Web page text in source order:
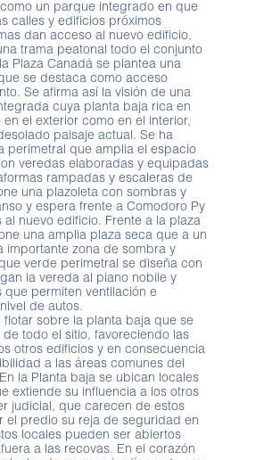
un parque integrado en que
calles y edificios próximos
dan acceso al nuevo edificio,
trama peatonal todo el conjunto
Plaza Canadá se plantea una
se destaca como acceso
Se afirma así la visión de una
cuya planta baja rica en
el exterior como en el interior,
paisaje actual. Se ha
perimetral que amplia el espacio
veredas elaboradas y equipadas
rampadas y escaleras de
una plazoleta con sombras y
y espera frente a Comodoro Py
al nuevo edificio. Frente a la plaza
una amplia plaza seca que a un
importante zona de sombra y
verde perimetral se diseña con
la vereda al piano nobile y
que permiten ventilación e
de autos.
flotar sobre la planta baja que se
todo el sitio, favoreciendo las
otros edificios y en consecuencia
a las áreas comunes del
la Planta baja se ubican locales
extiende su influencia a los otros
judicial, que carecen de estos
el predio su reja de seguridad en
locales pueden ser abiertos
a las recovas. En el corazón